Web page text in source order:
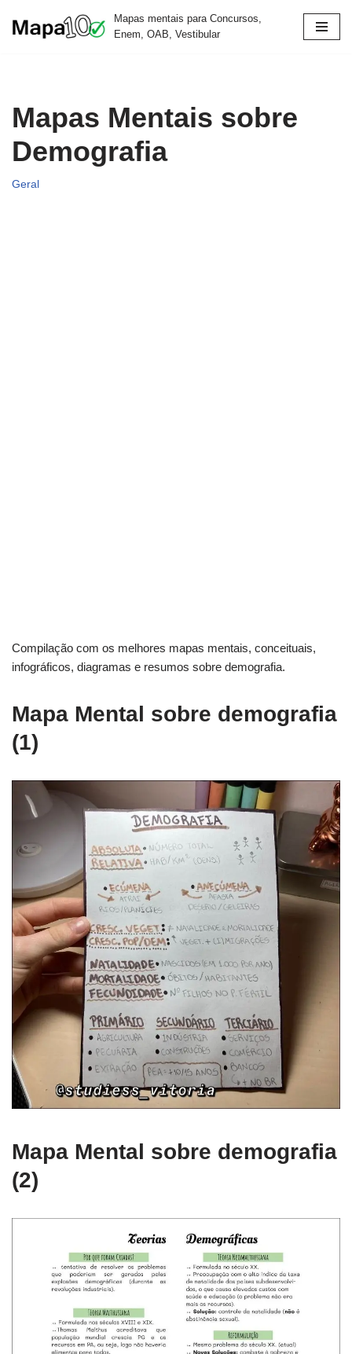
Mapas mentais para Concursos,
Enem, OAB, Vestibular
Mapas Mentais sobre
Demografia
Geral
Compilação com os melhores mapas mentais, conceituais,
infográficos, diagramas e resumos sobre demografia.
Mapa Mental sobre demografia
(1)
Mapa Mental sobre demografia
(2)